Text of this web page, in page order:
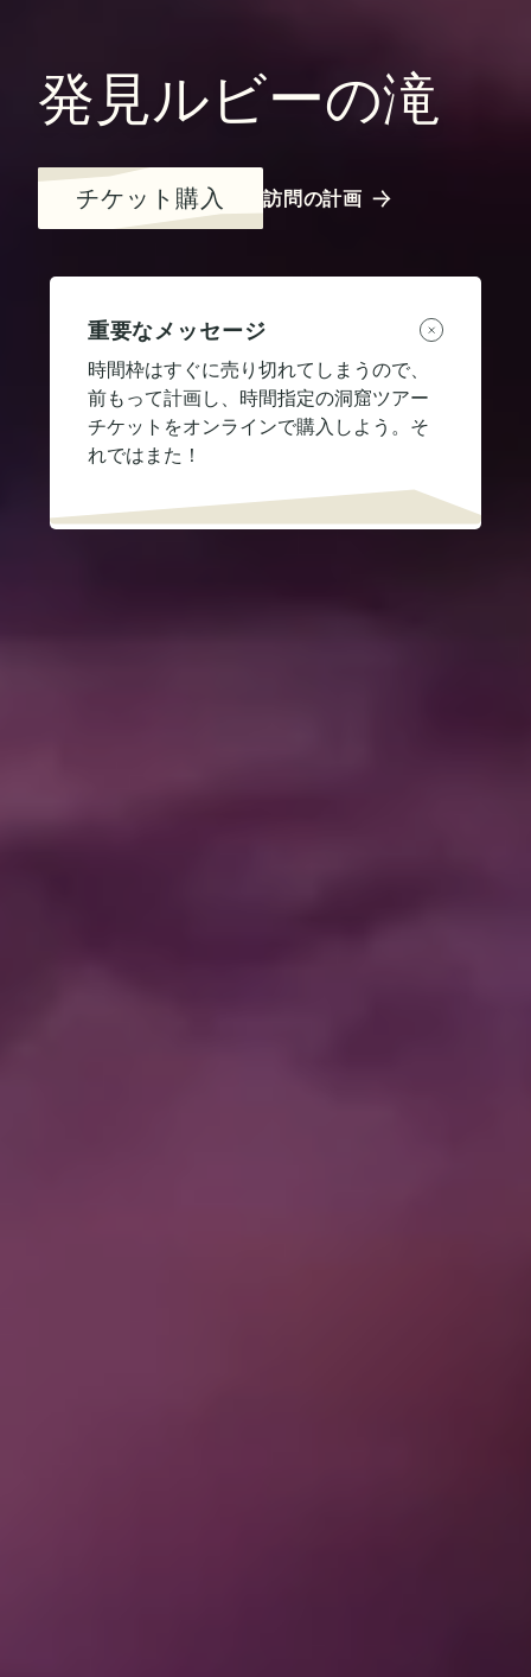
発見ルビーの滝
チケット購入 訪問の計画
重要なメッセージ
時間枠はすぐに売り切れてしまうので、
前もって計画し、時間指定の洞窟ツアー
チケットをオンラインで購入しよう。そ
れではまた！